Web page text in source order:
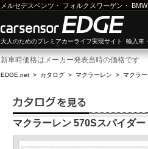
メルセデスベンツ ・ フォルクスワーゲン ・ BMW
大人のためのプレミアカーライフ実現サイト 輸入車
新車時価格はメーカー発表当時の価格です
EDGE.net > カタログ > マクラーレン > マクラ
マクラーレン 570Sスパイダー